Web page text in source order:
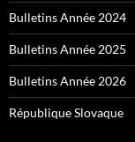
Bulletins Année 2024
Bulletins Année 2025
Bulletins Année 2026
République Slovaque